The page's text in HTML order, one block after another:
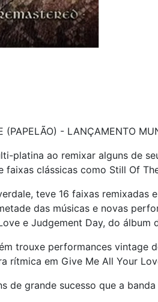
(PAPELÃO) - LANÇAMENTO
platina ao remixar alguns de
clássicas como Still Of
teve 16 faixas remixadas
das músicas e novas
e Judgement Day, do álbum
trouxe performances vintage
rítmica em Give Me All Your
de grande sucesso que a